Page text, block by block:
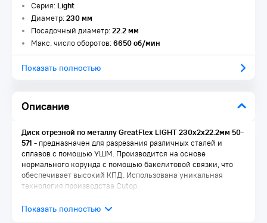
Описание
Серия:Light
Диаметр:230 мм
Посадочный диаметр:22.2 мм
Макс. число оборотов:6650 об/мин
Показать полностью
Диск отрезной по металлу GreatFlex LIGHT 230х2х22.2мм 50-
571 - предназначен для разрезания различных сталей и
сплавов с помощью УШМ. Производится на основе
нормального корунда с помощью бакелитовой связки, что
обеспечивает высокий КПД. Использована уникальная
технология производства Cutop.